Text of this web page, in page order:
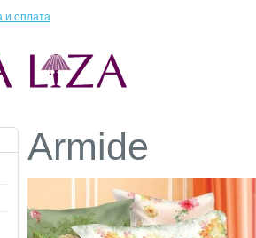
и оплата
Armide